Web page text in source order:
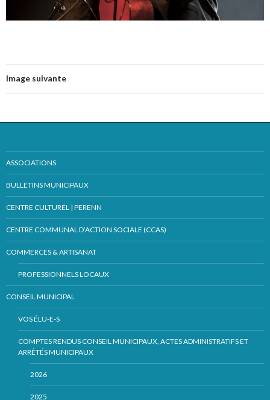
Image suivante
ASSOCIATIONS
BULLETINS MUNICIPAUX
CENTRE CULTUREL | PERENN
CENTRE COMMUNAL D’ACTION SOCIALE (CCAS)
COMMERCES & ARTISANAT
PROFESSIONNELS LOCAUX
CONSEIL MUNICIPAL
VOS ÉLU-E-S
COMPTES RENDUS CONSEIL MUNICIPAUX, ACTES ADMINISTRATIFS ET
ARRÊTÉS MUNICIPAUX
2026
2025